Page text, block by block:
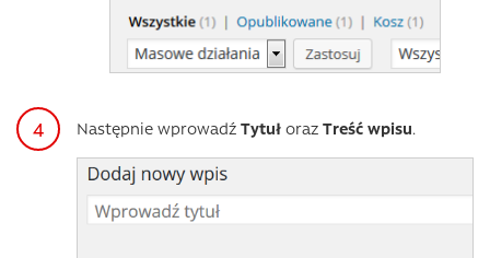
Następnie wprowadź Tytuł oraz Treść wpisu.